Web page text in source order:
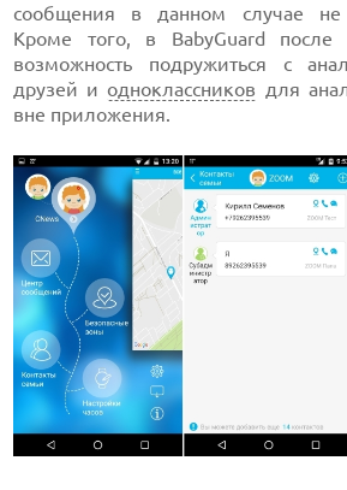
сообщения в данном случае не
Кроме того, в BabyGuard после
возможность подружиться с
друзей и одноклассников для
вне приложения.